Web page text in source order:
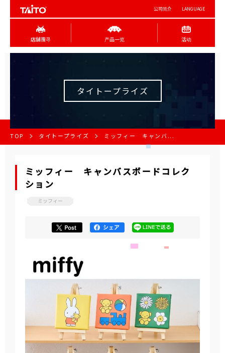
公司简介 LANGUAGE
店舖搜寻 产品一览 活动
タイトープライズ
TOP タイトープライズ ミッフィー キャンバ...
ミッフィー キャンバスボードコレク
ション
ミッフィー